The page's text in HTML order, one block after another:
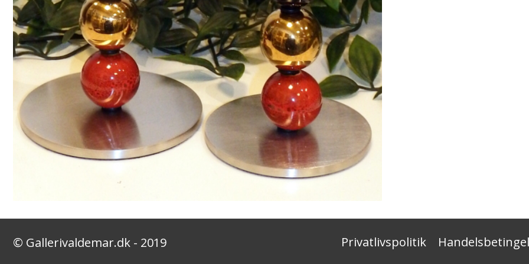
© Gallerivaldemar.dk - 2019 Privatlivspolitik